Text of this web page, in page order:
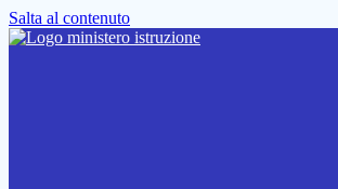
Salta al contenuto